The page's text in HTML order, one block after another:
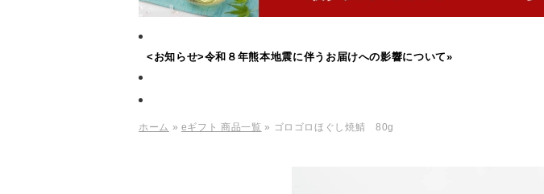
<お知らせ>令和８年熊本地震に伴うお届けへの影響について»
ホーム » eギフト 商品一覧 » ゴロゴロほぐし焼鯖 80g